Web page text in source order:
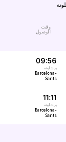
وقت
الوصول
09:56
برشلونة
Barcelona-
Sants
11:11
برشلونة
Barcelona-
Sants